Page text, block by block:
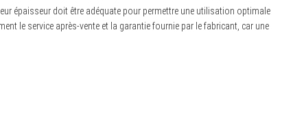
épaisseur doit être adéquate pour permettre une utilisation optimale
le service après-vente et la garantie fournie par le fabricant, car une